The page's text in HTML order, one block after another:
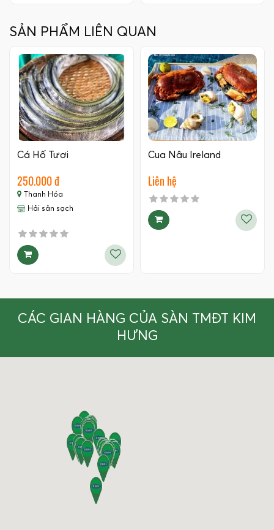
SẢN PHẨM LIÊN QUAN
Cá Hố Tươi
250.000 đ
Thanh Hóa
Hải sản sạch
Cua Nâu Ireland
Liên hệ
CÁC GIAN HÀNG CỦA SÀN TMĐT KIM
HƯNG